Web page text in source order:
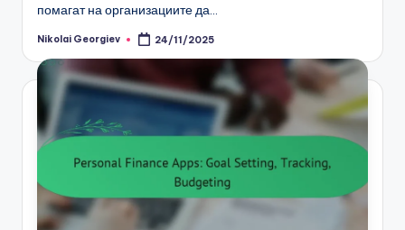
помагат на организациите да…
Posted
Nikolai Georgiev 24/11/2025